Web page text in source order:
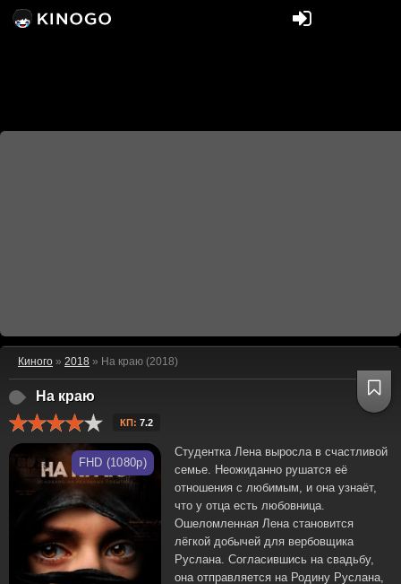
Киного » 2018 » На краю (2018)
На краю
КП: 7.2
FHD (1080p)
Студентка Лена выросла в счастливой
семье. Неожиданно рушатся её
отношения с любимым, и она узнаёт,
что у отца есть любовница.
Ошеломленная Лена становится
лёгкой добычей для вербовщика
Руслана. Согласившись на свадьбу,
она отправляется на Родину Руслана,